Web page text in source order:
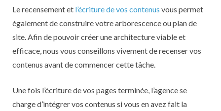
Le recensement et l’écriture de vos contenus vous permet
également de construire votre arborescence ou plan de
site. Afin de pouvoir créer une architecture viable et
efficace, nous vous conseillons vivement de recenser vos
contenus avant de commencer cette tâche.
Une fois l’écriture de vos pages terminée, l’agence se
charge d’intégrer vos contenus si vous en avez fait la